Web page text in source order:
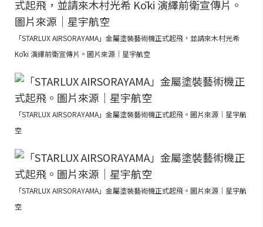
「STARLUX AIRSORAYAMA」金屬塗裝藝術機正式起飛，並請來木村光希
Kōki 演繹前衛宣傳片。圖片來源｜星宇航空
「STARLUX AIRSORAYAMA」金屬塗裝藝術機正式起飛。圖片來源｜星宇航
空
「STARLUX AIRSORAYAMA」金屬塗裝藝術機正式起飛。圖片來源｜星宇航
空